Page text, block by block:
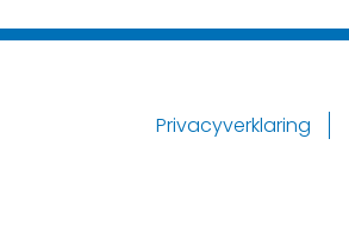
Privacyverklaring